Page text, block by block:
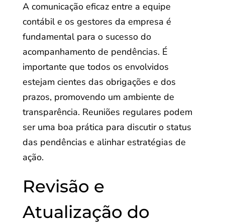
A comunicação eficaz entre a equipe
contábil e os gestores da empresa é
fundamental para o sucesso do
acompanhamento de pendências. É
importante que todos os envolvidos
estejam cientes das obrigações e dos
prazos, promovendo um ambiente de
transparência. Reuniões regulares podem
ser uma boa prática para discutir o status
das pendências e alinhar estratégias de
ação.
Revisão e
Atualização do